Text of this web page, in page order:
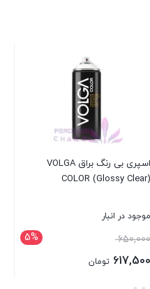
اسپری بی رنگ براق VOLGA
COLOR (Glossy Clear)
موجود در انبار
5% 650,000قیمت
اصلی:617,500 تومان